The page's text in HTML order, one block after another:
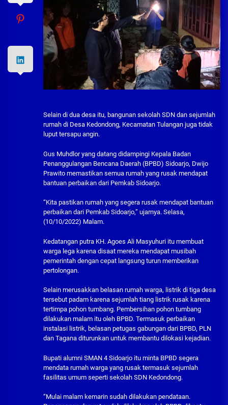
Selain di dua desa itu, bangunan sekolah SDN dan sejumlah
rumah di Desa Kedondong, Kecamatan Tulangan juga tidak
luput tersapu angin.
Gus Muhdlor yang datang didampingi Kepala Badan
Penanggulangan Bencana Daerah (BPBD) Sidoarjo, Dwijo
Prawito memastikan semua rumah yang rusak mendapat
bantuan perbaikan dari Pemkab Sidoarjo.
“Kita pastikan rumah yang segera rusak mendapat bantuan
perbaikan dari Pemkab Sidoarjo,” ujarnya. Selasa,
(10/10/2022) Malam.
Kedatangan putra KH. Agoes Ali Masyuhuri itu membuat
warga lega karena disaat mereka mendapat musibah
pemerintah dengan cepat langsung turun memberikan
pertolongan.
Selain merusakkan belasan rumah warga, listrik di tiga desa
tersebut padam karena sejumlah tiang listrik rusak karena
tertimpa pohon tumbang. Pembersihan pohon tumbang
dilakukan malam itu oleh BPBD. Termasuk perbaikan
instalasi listrik, belasan petugas gabungan dari BPBD, PLN
dan Tagana diturunkan untuk membantu dilokasi kejadian.
Bupati alumni SMAN 4 Sidoarjo itu minta BPBD segera
mendata rumah warga yang rusak termasuk sejumlah
fasilitas umum seperti sekolah SDN Kedondong.
“Mulai malam kemarin sudah dilakukan pendataan.